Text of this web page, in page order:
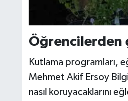
Öğrencilerden
Kutlama programları,
Mehmet Akif Ersoy
nasıl koruyacaklarını